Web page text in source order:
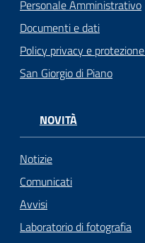
Personale Amministrativo
Documenti e dati
Policy privacy e
San Giorgio di Piano
NOVITÀ
Notizie
Comunicati
Avvisi
Laboratorio di fotografia